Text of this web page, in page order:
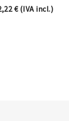
€(IVA incl.)